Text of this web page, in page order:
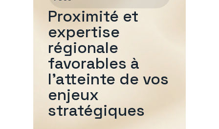
Proximité et
expertise
régionale
favorables à
l'atteinte de vos
enjeux
stratégiques